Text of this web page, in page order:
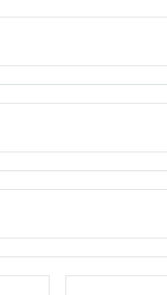
한 정보수집
적이 달성된 후에는
쇄하거나 소각
기록을 재생할 수 없